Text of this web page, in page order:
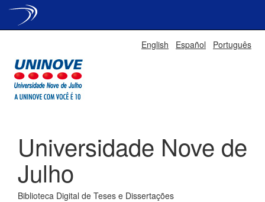
English Español Português
Universidade Nove de
Julho
Biblioteca Digital de Teses e Dissertações